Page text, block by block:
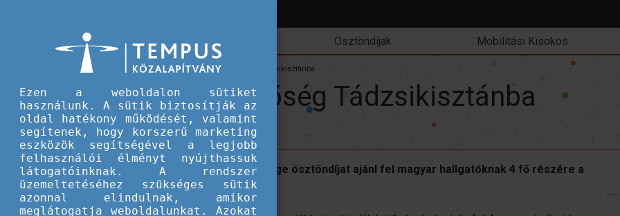
Ösztöndíjak Mobilitási Kisokos
Hallgatói ösztöndíjak Ösztöndíj lehetőség Tádzsikisztánba
Ösztöndíj lehetőség Tádzsikisztánba
A Tádzsik Köztársaság Nagykövetsége ösztöndíjat ajánl fel magyar hallgatóknak 4 fő részére a
2023/2024-es tanévre.
Ezen a weboldalon sütiket
használunk. A sütik biztosítják az
oldal hatékony működését, valamint
segítenek, hogy korszerű marketing
eszközök segítségével a legjobb
felhasználói élményt nyújthassuk
látogatóinknak. A rendszer
üzemeltetéséhez szükséges sütik
azonnal elindulnak, amikor
meglátogatja weboldalunkat. Azokat